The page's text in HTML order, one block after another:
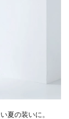
夏の装いに。